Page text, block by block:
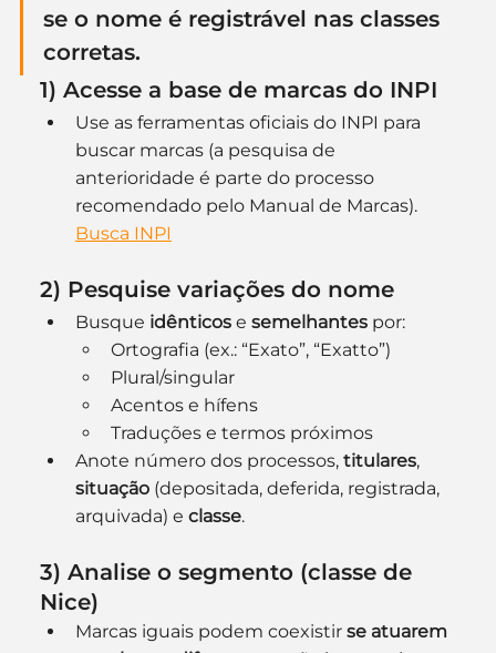
se o nome é registrável nas classes
corretas.
1) Acesse a base de marcas do INPI
Use as ferramentas oficiais do INPI para
buscar marcas (a pesquisa de
anterioridade é parte do processo
recomendado pelo Manual de Marcas).
Busca INPI
2) Pesquise variações do nome
Busque idênticos e semelhantes por:
Ortografia (ex.: “Exato”, “Exatto”)
Plural/singular
Acentos e hífens
Traduções e termos próximos
Anote número dos processos, titulares,
situação (depositada, deferida, registrada,
arquivada) e classe.
3) Analise o segmento (classe de
Nice)
Marcas iguais podem coexistir se atuarem